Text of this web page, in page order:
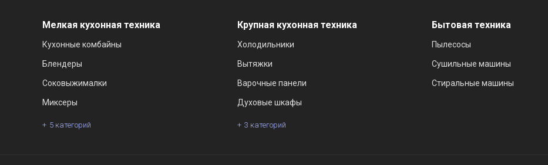
Мелкая кухонная техника
Кухонные комбайны
Блендеры
Соковыжималки
Миксеры
5 категорий
Крупная кухонная техника
Холодильники
Вытяжки
Варочные панели
Духовые шкафы
3 категорий
Бытовая техника
Пылесосы
Сушильные машины
Стиральные машины